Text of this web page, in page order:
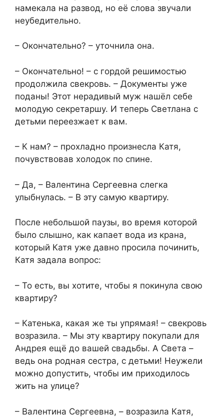
намекала на развод, но её слова звучали
неубедительно.
– Окончательно? – уточнила она.
– Окончательно! – с гордой решимостью
продолжила свекровь. – Документы уже
поданы! Этот нерадивый муж нашёл себе
молодую секретаршу. И теперь Светлана с
детьми переезжает к вам.
– К нам? – прохладно произнесла Катя,
почувствовав холодок по спине.
– Да, – Валентина Сергеевна слегка
улыбнулась. – В эту самую квартиру.
После небольшой паузы, во время которой
было слышно, как капает вода из крана,
который Катя уже давно просила починить,
Катя задала вопрос:
– То есть, вы хотите, чтобы я покинула свою
квартиру?
– Катенька, какая же ты упрямая! – свекровь
возразила. – Мы эту квартиру покупали для
Андрея ещё до вашей свадьбы. А Света –
ведь она родная сестра, с детьми! Неужели
можно допустить, чтобы им приходилось
жить на улице?
– Валентина Сергеевна, – возразила Катя,